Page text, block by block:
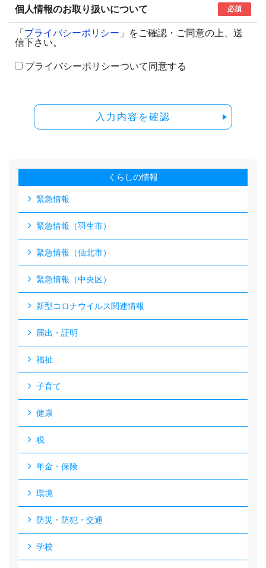
個人情報のお取り扱いについて 必須
「 プライバシーポリシー 」をご確認・ご同意の上、送
信下さい。
プライバシーポリシーついて同意する
入力内容を確認
くらしの情報
緊急情報
緊急情報（羽生市）
緊急情報（仙北市）
緊急情報（中央区）
新型コロナウイルス関連情報
届出・証明
福祉
子育て
健康
税
年金・保険
環境
防災・防犯・交通
学校